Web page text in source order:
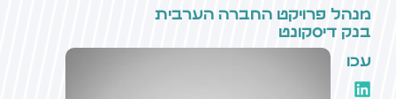
מנהל פרויקט החברה הערבית
בנק דיסקונט
עכו